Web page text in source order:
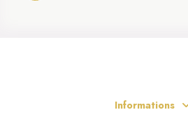
Informations